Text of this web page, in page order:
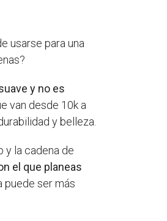
usarse para una
y no es
van desde 10k a
y belleza.
y la cadena de
el que planeas
puede ser más